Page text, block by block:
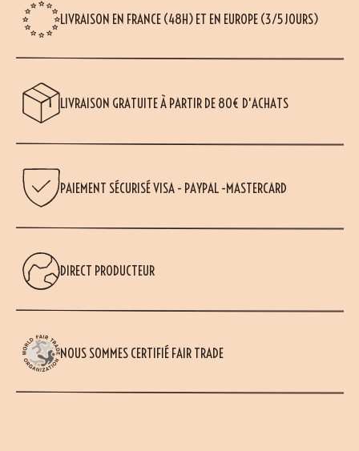
LIVRAISON EN FRANCE (48H) ET EN EUROPE (3/5 JOURS)
LIVRAISON GRATUITE À PARTIR DE 80€ D'ACHATS
PAIEMENT SÉCURISÉ VISA - PAYPAL -MASTERCARD
DIRECT PRODUCTEUR
NOUS SOMMES CERTIFIÉ FAIR TRADE